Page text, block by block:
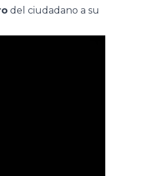
del ciudadano a su